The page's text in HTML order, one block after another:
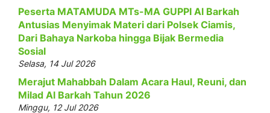
Peserta MATAMUDA MTs-MA GUPPI Al Barkah
Antusias Menyimak Materi dari Polsek Ciamis,
Dari Bahaya Narkoba hingga Bijak Bermedia
Sosial
Selasa, 14 Jul 2026
Merajut Mahabbah Dalam Acara Haul, Reuni, dan
Milad Al Barkah Tahun 2026
Minggu, 12 Jul 2026